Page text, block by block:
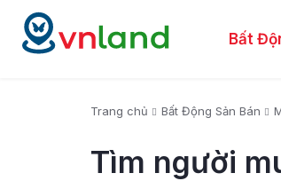
Bất
Trang chủ Bất Động Sản Bán
Tìm người